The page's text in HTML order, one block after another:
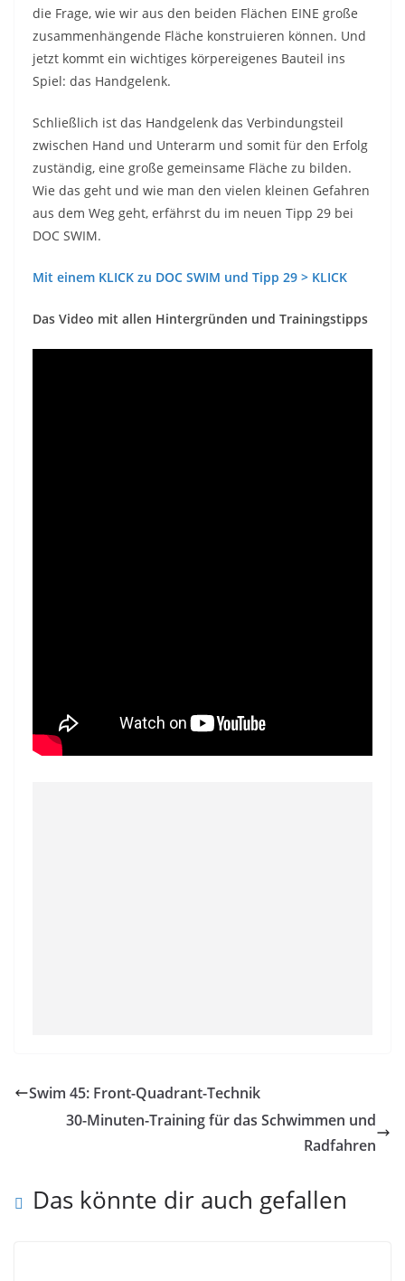
die Frage, wie wir aus den beiden Flächen EINE große
zusammenhängende Fläche konstruieren können. Und
jetzt kommt ein wichtiges körpereigenes Bauteil ins
Spiel: das Handgelenk.
Schließlich ist das Handgelenk das Verbindungsteil
zwischen Hand und Unterarm und somit für den Erfolg
zuständig, eine große gemeinsame Fläche zu bilden.
Wie das geht und wie man den vielen kleinen Gefahren
aus dem Weg geht, erfährst du im neuen Tipp 29 bei
DOC SWIM.
Mit einem KLICK zu DOC SWIM und Tipp 29 > KLICK
Das Video mit allen Hintergründen und Trainingstipps
Swim 45: Front-Quadrant-Technik
30-Minuten-Training für das Schwimmen und
Radfahren
Das könnte dir auch gefallen